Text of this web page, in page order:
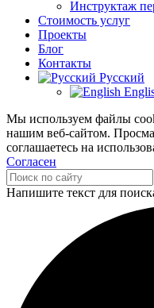
Инструктаж
Стоимость услуг
Проекты
Блог
Контакты
Русский
Мы используем файлы
нашим веб-сайтом.
соглашаетесь на
Согласен
Напишите текст для